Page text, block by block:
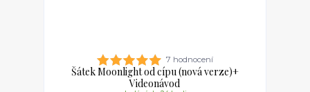
7 hodnocení
Šátek Moonlight od cípu (nová verze)+
Videonávod